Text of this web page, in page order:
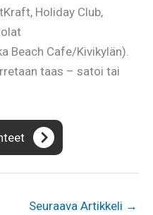
Holiday Club,
Beach Cafe/Kivikylän).
taas – satoi tai
Seuraava Artikkeli →